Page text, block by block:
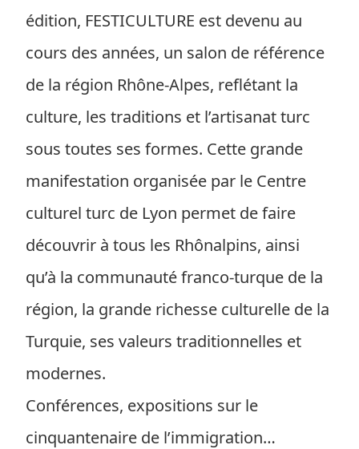
édition, FESTICULTURE est devenu au
cours des années, un salon de référence
de la région Rhône-Alpes, reflétant la
culture, les traditions et l’artisanat turc
sous toutes ses formes. Cette grande
manifestation organisée par le Centre
culturel turc de Lyon permet de faire
découvrir à tous les Rhônalpins, ainsi
qu’à la communauté franco-turque de la
région, la grande richesse culturelle de la
Turquie, ses valeurs traditionnelles et
modernes.
Conférences, expositions sur le
cinquantenaire de l’immigration…